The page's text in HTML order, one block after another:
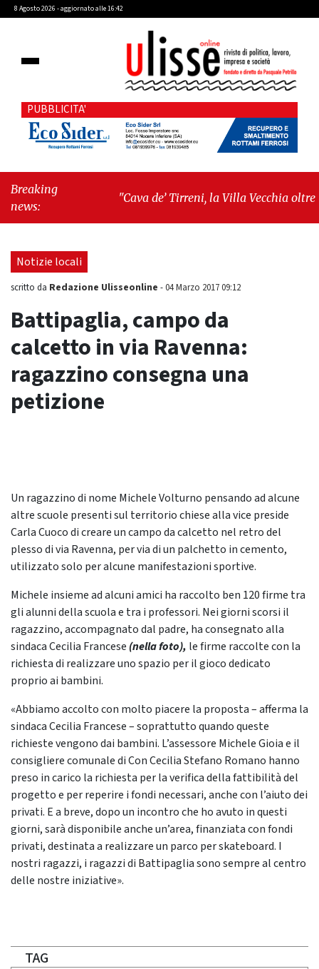
8 Agosto 2026 - aggiornato alle 16:42
PUBBLICITA'
Breaking
news:
"Cava de’ Tirreni, la Villa Vecchia oltre i
Fratellanza sull'ultima seduta consiliare:
Notizie locali
scritto da Redazione Ulisseonline -04 Marzo 2017 09:12
Battipaglia, campo da
calcetto in via Ravenna:
ragazzino consegna una
petizione
Un ragazzino di nome Michele Volturno pensando ad alcune
altre scuole presenti sul territorio chiese alla vice preside
Carla Cuoco di creare un campo da calcetto nel retro del
plesso di via Ravenna, per via di un palchetto in cemento,
utilizzato solo per alcune manifestazioni sportive.
Michele insieme ad alcuni amici ha raccolto ben 120 firme tra
gli alunni della scuola e tra i professori. Nei giorni scorsi il
ragazzino, accompagnato dal padre, ha consegnato alla
sindaca Cecilia Francese (nella foto), le firme raccolte con la
richiesta di realizzare uno spazio per il gioco dedicato
proprio ai bambini.
«Abbiamo accolto con molto piacere la proposta – afferma la
sindaca Cecilia Francese – soprattutto quando queste
richieste vengono dai bambini. L’assessore Michele Gioia e il
consigliere comunale di Con Cecilia Stefano Romano hanno
preso in carico la richiesta per la verifica della fattibilità del
progetto e per reperire i fondi necessari, anche con l’aiuto dei
privati. E a breve, dopo un incontro che ho avuto in questi
giorni, sarà disponibile anche un’area, finanziata con fondi
privati, destinata a realizzare un parco per skateboard. I
nostri ragazzi, i ragazzi di Battipaglia sono sempre al centro
delle nostre iniziative».
TAG